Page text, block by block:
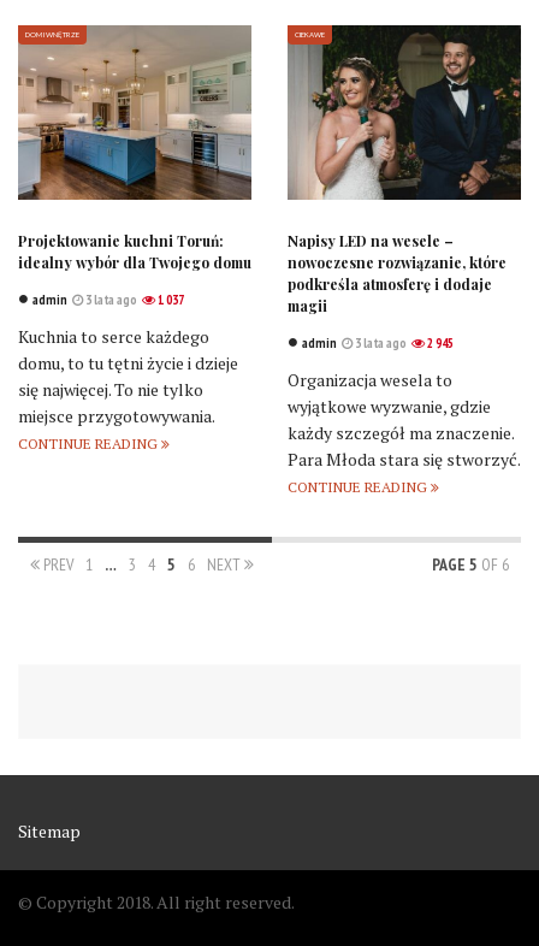
DOM I WNĘTRZE
Projektowanie kuchni Toruń:
idealny wybór dla Twojego domu
admin 3 lata ago 1 037
Kuchnia to serce każdego
domu, to tu tętni życie i dzieje
się najwięcej. To nie tylko
miejsce przygotowywania.
CONTINUE READING
CIEKAWE
Napisy LED na wesele –
nowoczesne rozwiązanie, które
podkreśla atmosferę i dodaje
magii
admin 3 lata ago 2 945
Organizacja wesela to
wyjątkowe wyzwanie, gdzie
każdy szczegół ma znaczenie.
Para Młoda stara się stworzyć.
CONTINUE READING
PREV 1 … 3 4 5 6 NEXT PAGE 5 OF 6
Sitemap
© Copyright 2018. All right reserved.